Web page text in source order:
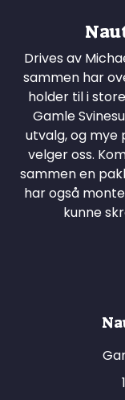
Drives av
sammen har
holder til i
Gamle
utvalg, og mye
velger oss.
sammen en
har også
kunne